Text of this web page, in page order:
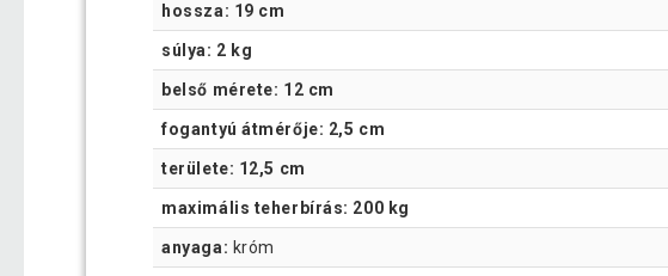
hossza: 19 cm
súlya: 2 kg
belső mérete: 12 cm
fogantyú átmérője: 2,5 cm
területe: 12,5 cm
maximális teherbírás: 200 kg
anyaga: króm